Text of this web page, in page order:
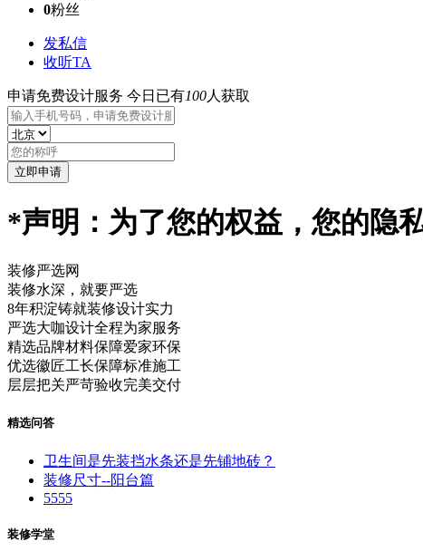
0粉丝
发私信
收听TA
申请免费设计服务 今日已有100人获取
*声明：为了您的权益，您的隐
装修严选网
装修水深，就要严选
8年积淀铸就装修设计实力
严选大咖设计全程为家服务
精选品牌材料保障爱家环保
优选徽匠工长保障标准施工
层层把关严苛验收完美交付
精选问答
卫生间是先装挡水条还是先铺地砖？
装修尺寸--阳台篇
5555
装修学堂